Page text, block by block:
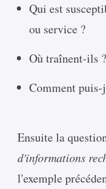
Qui est
ou service ?
Où traînent-ils ?
Comment
Ensuite la
d'informations
l'exemple